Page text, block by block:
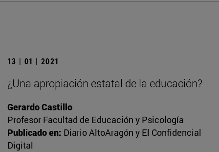
13 | 01 | 2021
¿Una apropiación estatal de la educación?
Gerardo Castillo
Profesor Facultad de Educación y Psicología
Publicado en: Diario AltoAragón y El Confidencial
Digital